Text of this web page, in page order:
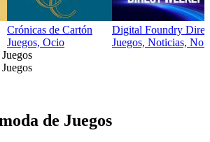
Crónicas de Cartón
Juegos, Ocio
Digital Foundry
Juegos, Noticias,
de Juegos